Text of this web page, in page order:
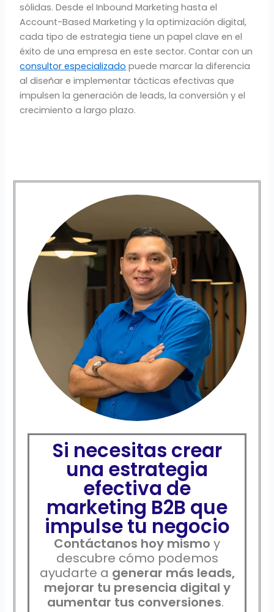
sólidas. Desde el Inbound Marketing hasta el
Account-Based Marketing y la optimización digital,
cada tipo de estrategia tiene un papel clave en el
éxito de una empresa en este sector. Contar con un
consultor especializado puede marcar la diferencia
al diseñar e implementar tácticas efectivas que
impulsen la generación de leads, la conversión y el
crecimiento a largo plazo.
Si necesitas crear
una estrategia
efectiva de
marketing B2B que
impulse tu negocio
Contáctanos hoy mismo y
descubre cómo podemos
ayudarte a generar más leads,
mejorar tu presencia digital y
aumentar tus conversiones.